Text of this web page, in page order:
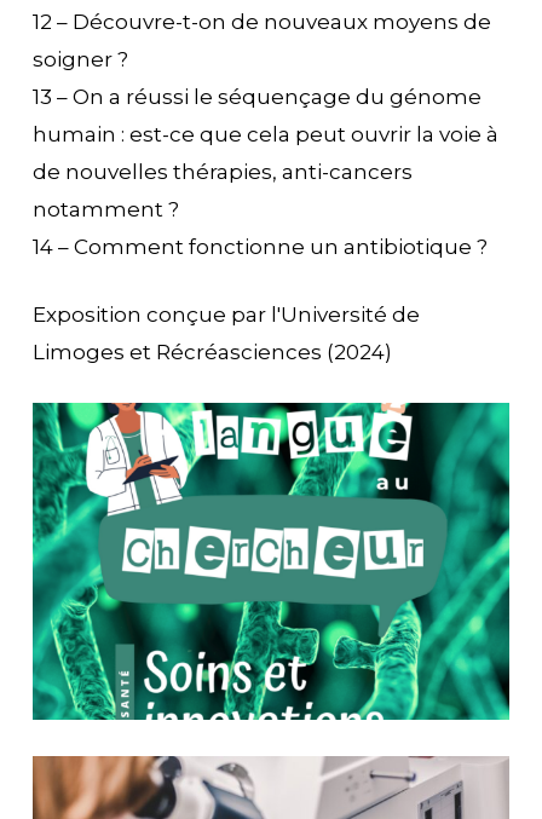
12 – Découvre-t-on de nouveaux moyens de
soigner ?
13 – On a réussi le séquençage du génome
humain : est-ce que cela peut ouvrir la voie à
de nouvelles thérapies, anti-cancers
notamment ?
14 – Comment fonctionne un antibiotique ?
Exposition conçue par l'Université de
Limoges et Récréasciences (2024)